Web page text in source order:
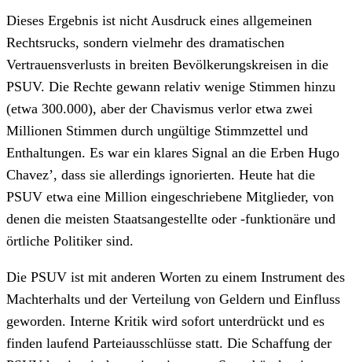
Dieses Ergebnis ist nicht Ausdruck eines allgemeinen
Rechtsrucks, sondern vielmehr des dramatischen
Vertrauensverlusts in breiten Bevölkerungskreisen in die
PSUV. Die Rechte gewann relativ wenige Stimmen hinzu
(etwa 300.000), aber der Chavismus verlor etwa zwei
Millionen Stimmen durch ungültige Stimmzettel und
Enthaltungen. Es war ein klares Signal an die Erben Hugo
Chavez’, dass sie allerdings ignorierten. Heute hat die
PSUV etwa eine Million eingeschriebene Mitglieder, von
denen die meisten Staatsangestellte oder -funktionäre und
örtliche Politiker sind.
Die PSUV ist mit anderen Worten zu einem Instrument des
Machterhalts und der Verteilung von Geldern und Einfluss
geworden. Interne Kritik wird sofort unterdrückt und es
finden laufend Parteiausschlüsse statt. Die Schaffung der